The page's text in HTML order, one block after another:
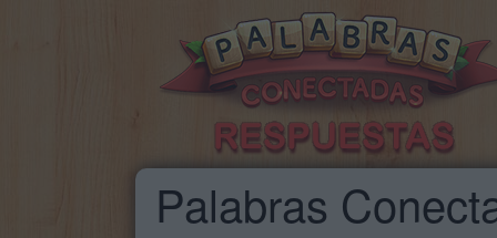
Palabras